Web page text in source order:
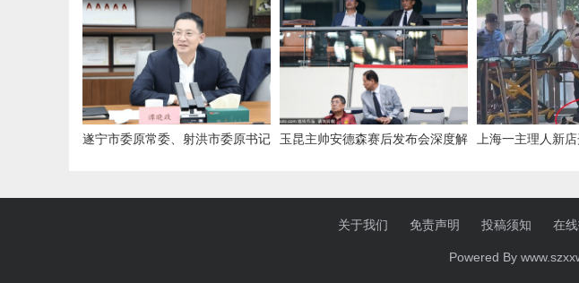
供：大家都想放前面，顺序不好协
调
遂宁市委原常委、射洪市委原书记
玉昆主帅安德森赛后发布会深度解
上海一主理人新
倒，商场：已送
关于我们 免责声明 投稿须知 在
Powered By